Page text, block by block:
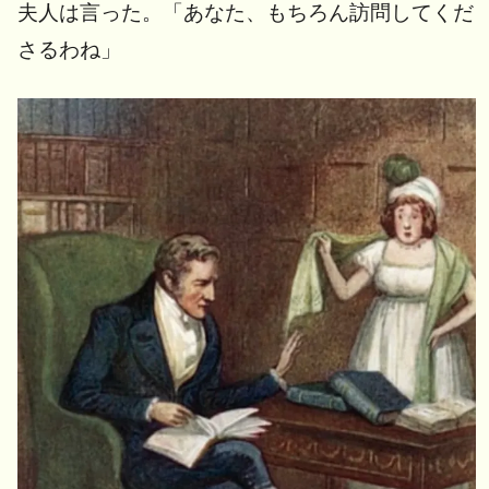
夫人は言った。「あなた、もちろん訪問してくだ
さるわね」